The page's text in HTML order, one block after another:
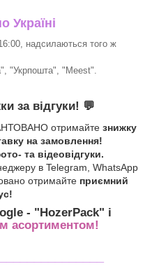
Україні
надсилаються того ж
"Укрпошта", "Meest".
за відгуки! 💬
отримайте знижку
на замовлення!
та відеовідгуки.
в Telegram, WhatsApp
отримайте приємний
- "HozerPack" і
асортиментом!